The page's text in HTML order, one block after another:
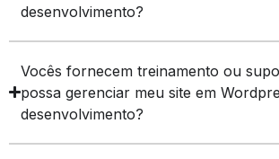
desenvolvimento?
Vocês fornecem treinamento ou
possa gerenciar meu site em
desenvolvimento?